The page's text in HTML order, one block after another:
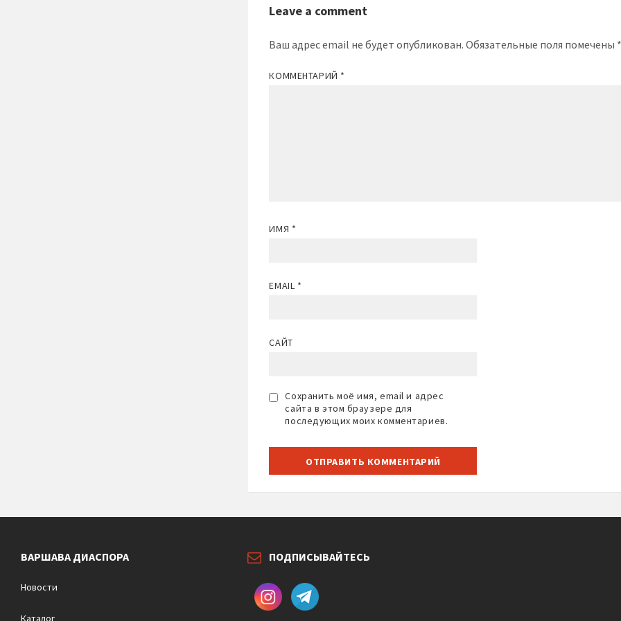
Leave a comment
Ваш адрес email не будет опубликован. Обязательные поля помечены
КОММЕНТАРИЙ *
ИМЯ *
EMAIL *
САЙТ
Сохранить моё имя, email и адрес
сайта в этом браузере для
последующих моих комментариев.
ВАРШАВА ДИАСПОРА
Новости
Каталог
ПОДПИСЫВАЙТЕСЬ